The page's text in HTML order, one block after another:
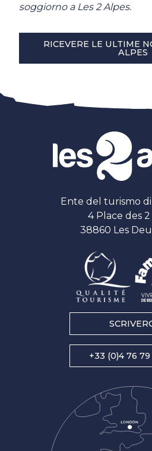
soggiorno a Les 2 Alpes.
RICEVERE LE ULTIME
ALPES
Ente del turismo di
4 Place des
38860 Les
+33 (0)4 76